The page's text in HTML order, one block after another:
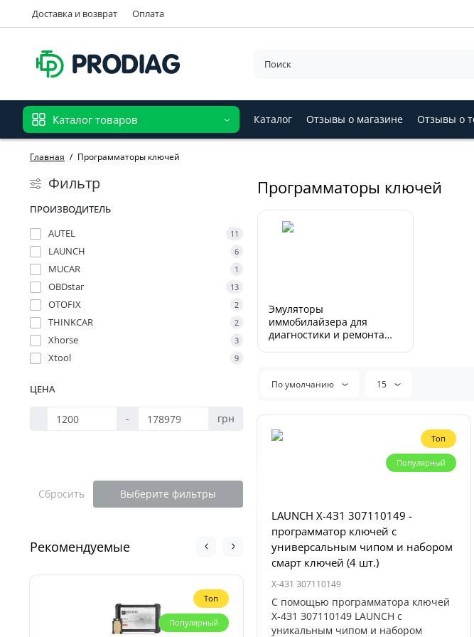
Доставка и возврат Оплата
Каталог товаров Каталог Отзывы о магазине Отзывы о
Главная Программаторы ключей
Фильтр
ПРОИЗВОДИТЕЛЬ
AUTEL
11
LAUNCH 6
MUCAR 1
OBDstar 13
OTOFIX 2
THINKCAR 2
Xhorse 3
Xtool 9
ЦЕНА
- грн
Сбросить Выберите фильтры
Рекомендуемые
Топ
Популярный
Топ
Популярный
Программаторы ключей
Эмуляторы
иммобилайзера для
диагностики и ремонта
По умолчанию 15
Топ
Популярный
LAUNCH X-4З1 307110149 -
программатор ключей с
универсальным чипом и набором
смарт ключей (4 шт.)
X-4З1 З07110149
С помощью программатора ключей
X-4З1 З07110149 LAUNCH с
уникальным чипом и набором